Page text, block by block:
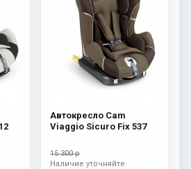
Автокресло Cam
Viaggio Sicuro Fix 537
15 300 р
Наличие уточняйте